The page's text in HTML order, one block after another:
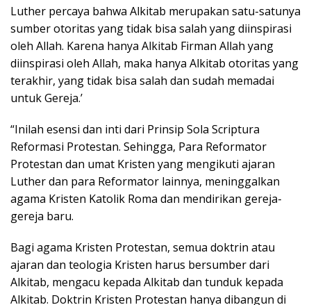
Luther percaya bahwa Alkitab merupakan satu-satunya
sumber otoritas yang tidak bisa salah yang diinspirasi
oleh Allah. Karena hanya Alkitab Firman Allah yang
diinspirasi oleh Allah, maka hanya Alkitab otoritas yang
terakhir, yang tidak bisa salah dan sudah memadai
untuk Gereja.’
“Inilah esensi dan inti dari Prinsip Sola Scriptura
Reformasi Protestan. Sehingga, Para Reformator
Protestan dan umat Kristen yang mengikuti ajaran
Luther dan para Reformator lainnya, meninggalkan
agama Kristen Katolik Roma dan mendirikan gereja-
gereja baru.
Bagi agama Kristen Protestan, semua doktrin atau
ajaran dan teologia Kristen harus bersumber dari
Alkitab, mengacu kepada Alkitab dan tunduk kepada
Alkitab. Doktrin Kristen Protestan hanya dibangun di